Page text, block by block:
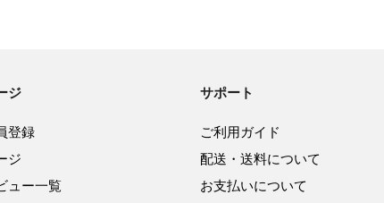
ジ
登録
ジ
ュー一覧
サポート
ご利用ガイド
配送・送料について
お支払いについて